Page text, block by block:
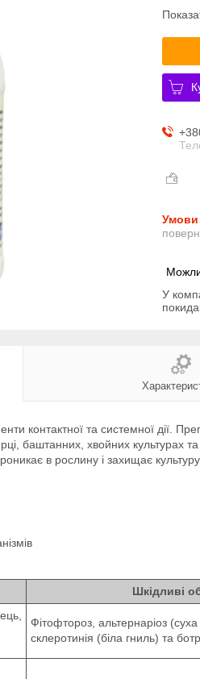
У
контактної та системної дії.
баштанних, хвойних культурах
в рослину і захищає
Шкідливі
Фітофтороз, альтернаріоз (суха
склеротинія (біла гниль) та